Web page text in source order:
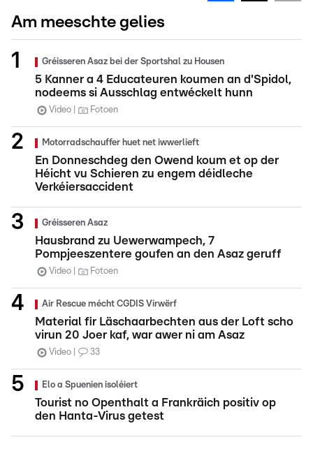
Am meeschte gelies
Gréisseren Asaz bei der Sportshal zu Housen
5 Kanner a 4 Educateuren koumen an d'Spidol,
nodeems si Ausschlag entwéckelt hunn
Video Fotoen
Motorradschauffer huet net iwwerlieft
En Donneschdeg den Owend koum et op der
Héicht vu Schieren zu engem déidleche
Verkéiersaccident
Gréisseren Asaz
Hausbrand zu Uewerwampech, 7
Pompjeeszentere goufen an den Asaz geruff
Video Fotoen
Air Rescue mécht CGDIS Virwërf
Material fir Läschaarbechten aus der Loft scho
virun 20 Joer kaf, war awer ni am Asaz
Video 33
Elo a Spuenien isoléiert
Tourist no Openthalt a Frankräich positiv op
den Hanta-Virus getest